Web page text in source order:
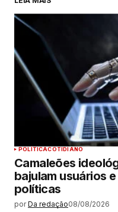
POLÍTICACOTIDIANO
Camaleões
bajulam usuários
políticas
por Da redação08/08/2026